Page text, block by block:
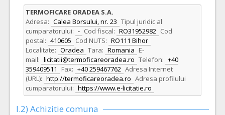
TERMOFICARE ORADEA S.A.
Adresa: Calea Borsului, nr. 23 Tipul juridic al
cumparatorului: - Cod fiscal: RO31952982 Cod
postal: 410605 Cod NUTS: RO111 Bihor
Localitate: Oradea Tara: Romania E-
mail: licitatii@termoficareoradea.ro Telefon: +40
359409511
Fax: +40 259467762 Adresa Internet
(URL): http://termoficareoradea.ro Adresa profilului
cumparatorului: https://www.e-licitatie.ro
I.2) Achizitie comuna